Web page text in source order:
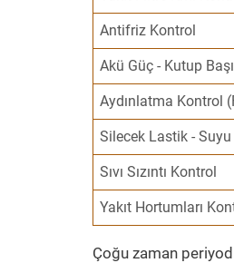
Antifriz Kontrol
Akü Güç - Kutup
Aydınlatma Kontrol
Silecek Lastik -
Sıvı Sızıntı Kontrol
Yakıt Hortumları
Çoğu zaman